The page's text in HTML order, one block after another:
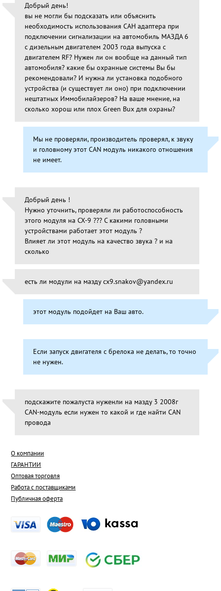
Добрый день!
вы не могли бы подсказать или объяснить
необходимость использования САН адаптера при
подключении сигнализации на автомобиль МАЗДА 6
с дизельным двигателем 2003 года выпуска с
двигателем RF? Нужен ли он вообще на данный тип
автомобиля? какие бы охранные системы Вы бы
рекомендовали? И нужна ли установка подобного
устройства (и существует ли оно) при подключении
нештатных Иммобилайзеров? На ваше мнение, на
сколько хорош или плох Green Bux для охраны?
Мы не проверяли, производитель проверял, к звуку
и головному этот CAN модуль никакого отношения
не имеет.
Добрый день !
Нужно уточнить, проверяли ли работоспособность
этого модуля на CX-9 ??? С какими головными
устройствами работает этот модуль ?
Влияет ли этот модуль на качество звука ? и на
сколько
есть ли модули на мазду сх9.snakov@yandex.ru
этот модуль подойдет на Ваш авто.
Если запуск двигателя с брелока не делать, то точно
не нужен.
подскажите пожалуста нуженли на мазду 3 2008г
CAN-модуль если нужен то какой и где найти CAN
провода
О компании
ГАРАНТИИ
Оптовая торговля
Работа с поставщиками
Публичная оферта